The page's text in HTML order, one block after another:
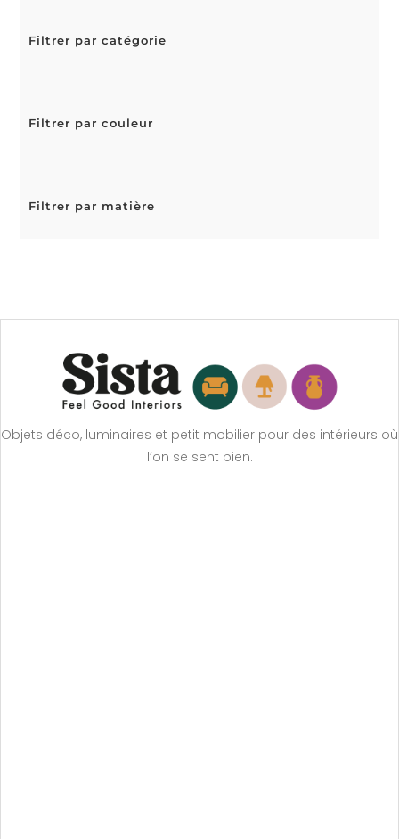
Filtrer par catégorie
Filtrer par couleur
Filtrer par matière
Objets déco, luminaires et petit mobilier pour des intérieurs où
l’on se sent bien.